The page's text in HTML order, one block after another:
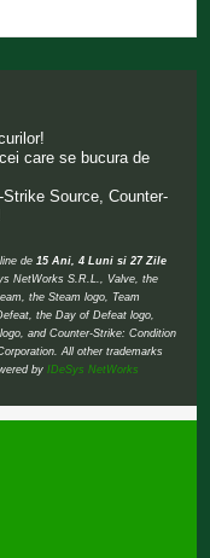
care se bucura de
Source, Counter-
de 15 Ani, 4 Luni si 27 Zile
NetWorks S.R.L., Valve, the
the Steam logo, Team
the Day of Defeat logo,
and Counter-Strike: Condition
All other trademarks
byIDeSys NetWorks